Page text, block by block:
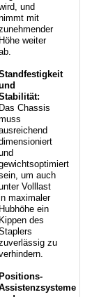
und
mit
Höhe weiter
Das Chassis
um auch
Volllast
maximaler
Hubhöhe ein
Kippen des
zu